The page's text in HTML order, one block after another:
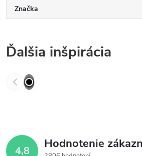
Značka
Ďalšia inšpirácia
4,8 Hodnotenie